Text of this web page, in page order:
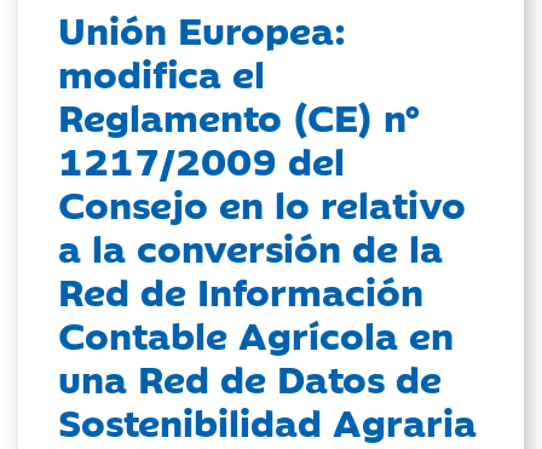
Unión Europea:
modifica el
Reglamento (CE) nº
1217/2009 del
Consejo en lo relativo
a la conversión de la
Red de Información
Contable Agrícola en
una Red de Datos de
Sostenibilidad Agraria